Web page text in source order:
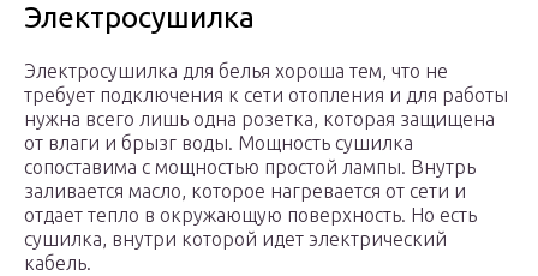
Электросушилка
Электросушилка для белья хороша тем, что не
требует подключения к сети отопления и для работы
нужна всего лишь одна розетка, которая защищена
от влаги и брызг воды. Мощность сушилка
сопоставима с мощностью простой лампы. Внутрь
заливается масло, которое нагревается от сети и
отдает тепло в окружающую поверхность. Но есть
сушилка, внутри которой идет электрический
кабель.